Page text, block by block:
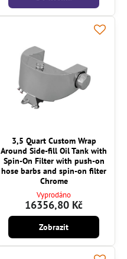
3,5 Quart Custom Wrap
Around Side-fill Oil Tank with
Spin-On Filter with push-on
hose barbs and spin-on filter
Chrome
Vyprodáno
16356,80 Kč
Zobrazit